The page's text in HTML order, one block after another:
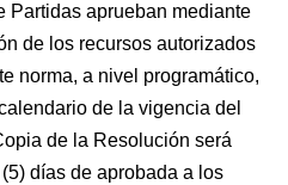
Partidas aprueban mediante
de los recursos autorizados
norma, a nivel programático,
de la vigencia del
de la Resolución será
días de aprobada a los